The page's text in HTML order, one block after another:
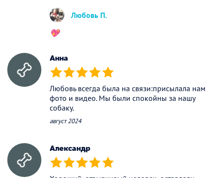
Любовь П.
💖
Анна
(*) (*) (*) (*) (*)
Любовь всегда была на связи:присылала нам
фото и видео. Мы были спокойны за нашу
собаку.
август 2024
Александр
(*) (*) (*) (*) (*)